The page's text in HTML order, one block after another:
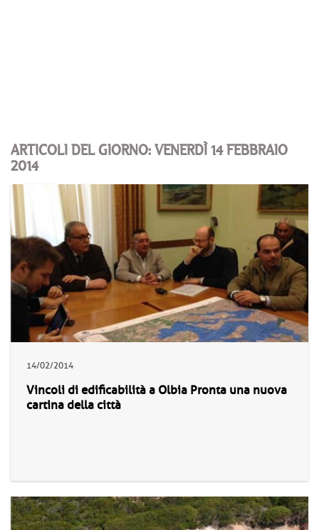
ARTICOLI DEL GIORNO: VENERDÌ 14 FEBBRAIO
2014
14/02/2014
Vincoli di edificabilità a Olbia Pronta una nuova
cartina della città